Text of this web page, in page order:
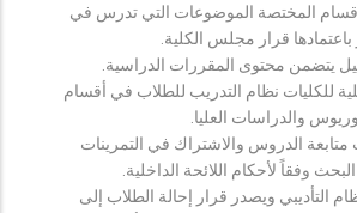
المختصة الموضوعات التي تدرس في
قرار مجلس الكلية.
يتضمن محتوى المقررات الدراسية.
للكليات نظام التدريب للطلاب في أقسام
والدراسات العليا.
الدروس والاشتراك في التمرينات
وفقاً لأحكام اللائحة الداخلية.
التأديبي ويصدر قرار إحالة الطلاب إلى